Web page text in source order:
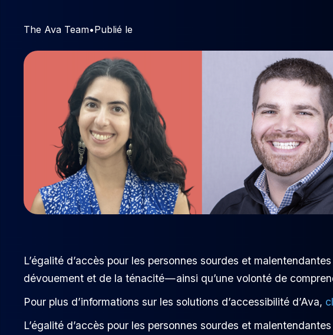
The Ava Team•Publié le
L’égalité d’accès pour les personnes sourdes et
dévouement et de la ténacité — ainsi qu’une volonté de
Pour plus d’informations sur les solutions d’accessibilité d’Ava,
L’égalité d’accès pour les personnes sourdes et